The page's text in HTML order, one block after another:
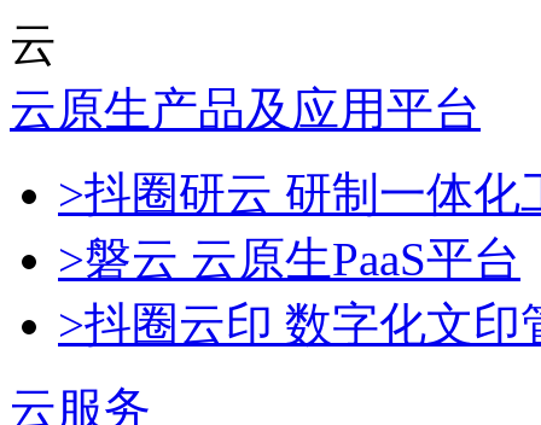
云
云原生产品及应用平台
>抖圈研云 研制一体
>磐云 云原生PaaS平台
>抖圈云印 数字化文印
云服务